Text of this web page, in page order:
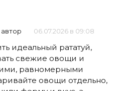
автор 06.07.2026 в 09:08
идеальный рататуй,
свежие овощи и
равномерными
овощи отдельно,